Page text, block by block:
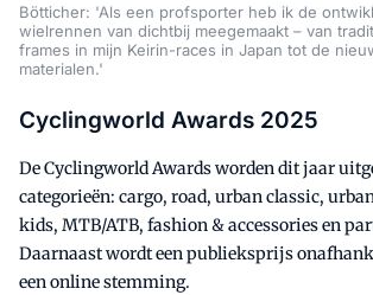
Bötticher: 'Als een profsporter heb ik de
wielrennen van dichtbij meegemaakt – van
frames in mijn Keirin-races in Japan tot de
materialen.'
Cyclingworld Awards 2025
De Cyclingworld Awards worden dit jaar
categorieën: cargo, road, urban classic,
kids, MTB/ATB, fashion & accessories en
Daarnaast wordt een publieksprijs
een online stemming.